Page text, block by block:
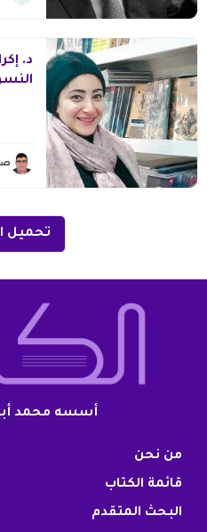
د.
تحميل
أسسه محمد
من نحن
قائمة الكتاب
البحث المتقدم